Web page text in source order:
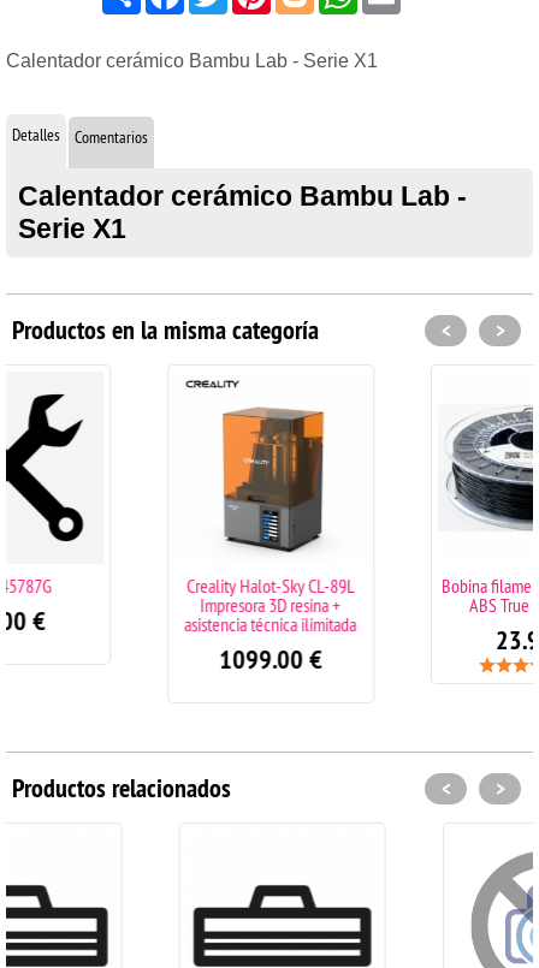
Calentador cerámico Bambu Lab - Serie X1
Detalles Comentarios
Calentador cerámico Bambu Lab -
Serie X1
Productos en la misma categoría
Creality Halot-Sky CL-89L
Impresora 3D resina +
asistencia técnica ilimitada
€
Bobina filamento SMARTFIL
ABS True Black 1KG
(1)
< >
Productos relacionados < >